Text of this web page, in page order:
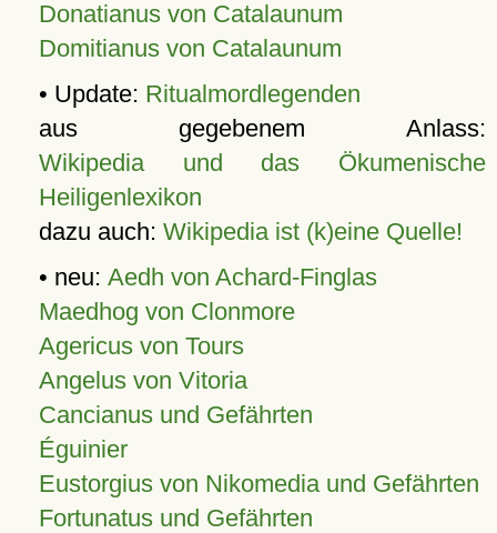
Donatianus von Catalaunum
Domitianus von Catalaunum
• Update: Ritualmordlegenden
aus gegebenem Anlass:
Wikipedia und das Ökumenische
Heiligenlexikon
dazu auch: Wikipedia ist (k)eine Quelle!
• neu: Aedh von Achard-Finglas
Maedhog von Clonmore
Agericus von Tours
Angelus von Vitoria
Cancianus und Gefährten
Éguinier
Eustorgius von Nikomedia und Gefährten
Fortunatus und Gefährten